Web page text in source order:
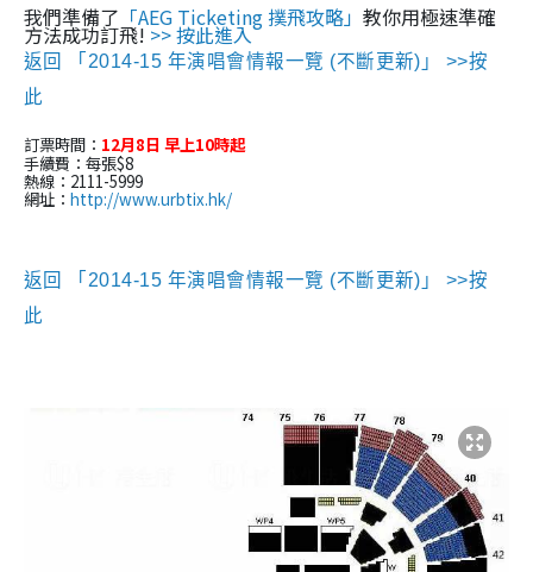
我們準備了 「AEG Ticketing 撲飛攻略」 教你用極速準確
方法成功訂飛!>> 按此進入
返回 「2014-15 年演唱會情報一覽 (不斷更新)」 >>按
此
訂票時間： 12月8日 早上10時起
手續費：每張$8
熱線：2111-5999
網址： http://www.urbtix.hk/
返回 「2014-15 年演唱會情報一覽 (不斷更新)」 >>按
此